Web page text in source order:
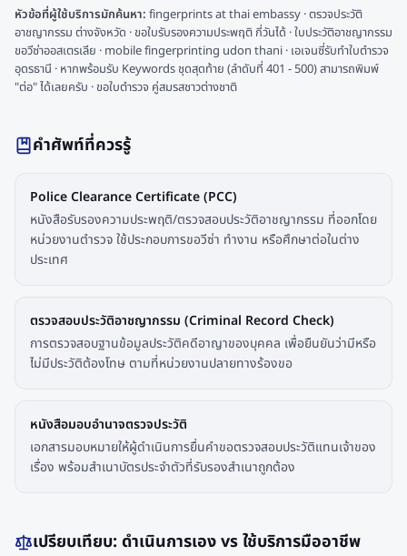
หัวข้อที่ผู้ใช้บริการมักค้นหา: fingerprints at thai embassy · ตรวจประวัติ
อาชญากรรม ต่างจังหวัด · ขอใบรับรองความประพฤติ กี่วันได้ · ใบประวัติอาชญากรรม
ขอวีซ่าออสเตรเลีย · mobile fingerprinting udon thani · เอเจนซี่รับทำใบตำรวจ
อุดรธานี · หากพร้อมรับ Keywords ชุดสุดท้าย (ลำดับที่ 401 - 500) สามารถพิมพ์
"ต่อ" ได้เลยครับ · ขอใบตำรวจ คู่สมรสชาวต่างชาติ
คำศัพท์ที่ควรรู้
Police Clearance Certificate (PCC)
หนังสือรับรองความประพฤติ/ตรวจสอบประวัติอาชญากรรม ที่ออกโดย
หน่วยงานตำรวจ ใช้ประกอบการขอวีซ่า ทำงาน หรือศึกษาต่อในต่าง
ประเทศ
ตรวจสอบประวัติอาชญากรรม (Criminal Record Check)
การตรวจสอบฐานข้อมูลประวัติคดีอาญาของบุคคล เพื่อยืนยันว่ามีหรือ
ไม่มีประวัติต้องโทษ ตามที่หน่วยงานปลายทางร้องขอ
หนังสือมอบอำนาจตรวจประวัติ
เอกสารมอบหมายให้ผู้ดำเนินการยื่นคำขอตรวจสอบประวัติแทนเจ้าของ
เรื่อง พร้อมสำเนาบัตรประจำตัวที่รับรองสำเนาถูกต้อง
เปรียบเทียบ: ดำเนินการเอง vs ใช้บริการมืออาชีพ